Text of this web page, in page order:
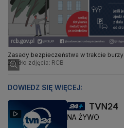
Zasady bezpieczeństwa w trakcie burzy
Źródło zdjęcia: RCB
DOWIEDZ SIĘ WIĘCEJ:
TVN24
NA ŻYWO